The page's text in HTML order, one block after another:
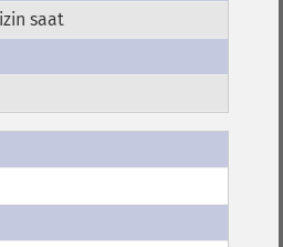
saat